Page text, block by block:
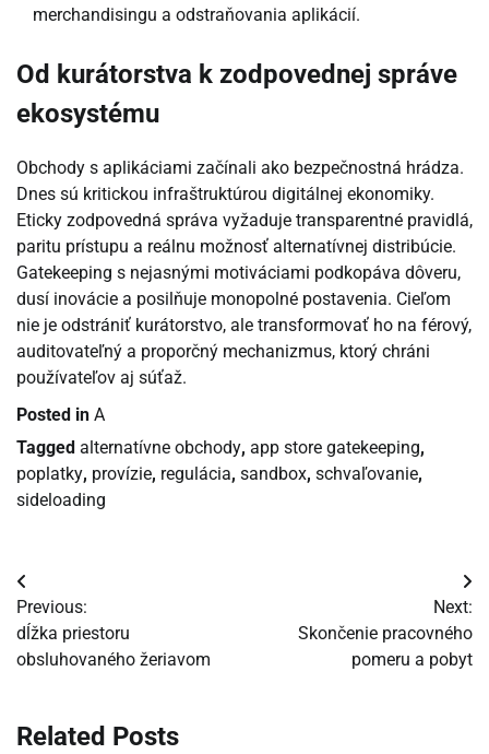
merchandisingu a odstraňovania aplikácií.
Od kurátorstva k zodpovednej správe
ekosystému
Obchody s aplikáciami začínali ako bezpečnostná hrádza.
Dnes sú kritickou infraštruktúrou digitálnej ekonomiky.
Eticky zodpovedná správa vyžaduje transparentné pravidlá,
paritu prístupu a reálnu možnosť alternatívnej distribúcie.
Gatekeeping s nejasnými motiváciami podkopáva dôveru,
dusí inovácie a posilňuje monopolné postavenia. Cieľom
nie je odstrániť kurátorstvo, ale transformovať ho na férový,
auditovateľný a proporčný mechanizmus, ktorý chráni
používateľov aj súťaž.
Posted in A
Tagged alternatívne obchody, app store gatekeeping,
poplatky, provízie, regulácia, sandbox, schvaľovanie,
sideloading
Navigácia
v
článku
Previous:
dĺžka priestoru
obsluhovaného žeriavom
Next:
Skončenie pracovného
pomeru a pobyt
Related Posts